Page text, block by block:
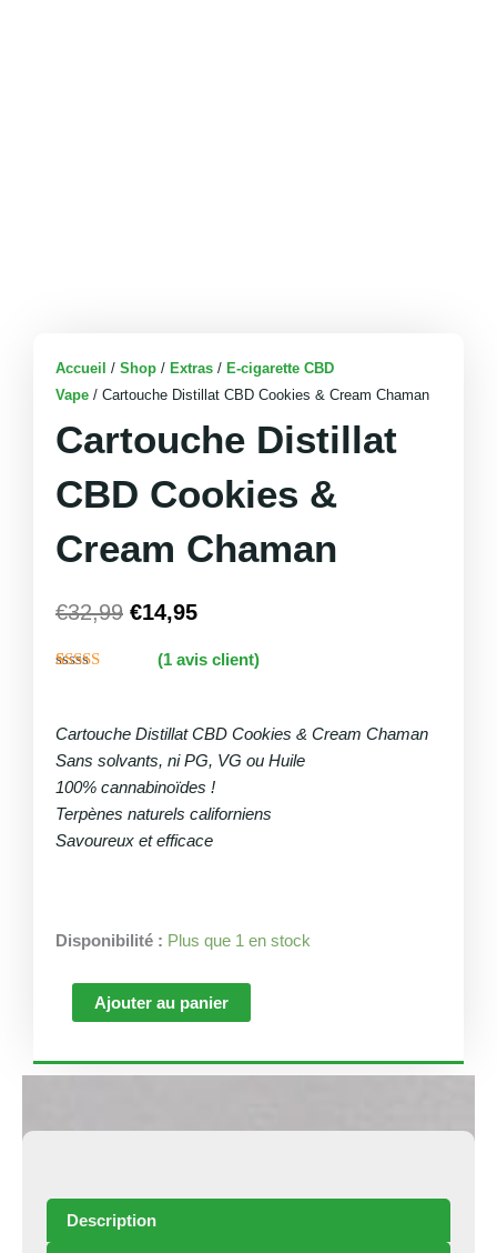
Accueil / Shop / Extras / E-cigarette CBD
Vape / Cartouche Distillat CBD Cookies & Cream Chaman
Cartouche Distillat
CBD Cookies &
Cream Chaman
€32,99
prix
était :
€32,99.
€14,95
prix
est :
€14,95.
basé
sur
notation
client
(1avis client)
Cartouche Distillat CBD Cookies & Cream Chaman
Sans solvants, ni PG, VG ou Huile
100% cannabinoïdes !
Terpènes naturels californiens
Savoureux et efficace
Disponibilité : Plus que 1 en stock
quantité
Cartouche
Distillat
Cookies
Ajouter au panier
Description